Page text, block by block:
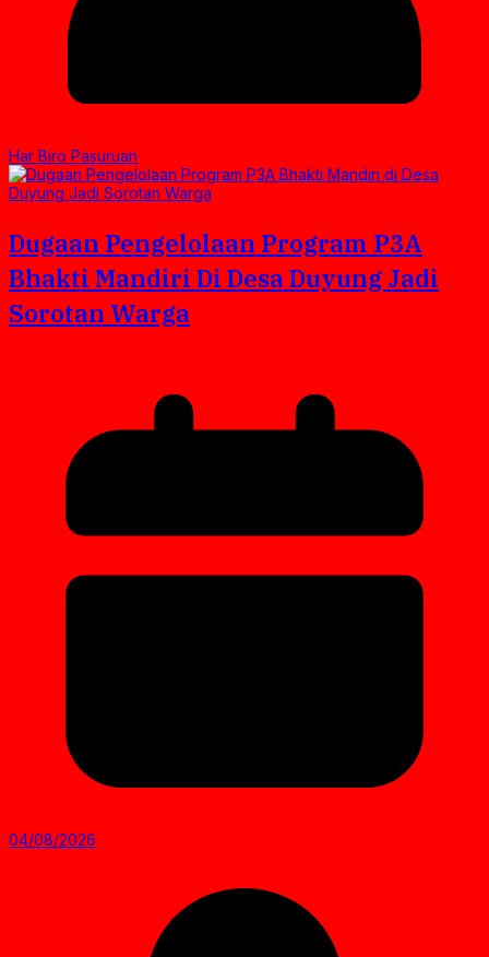
Har Biro Pasuruan
Dugaan Pengelolaan Program P3A
Bhakti Mandiri Di Desa Duyung Jadi
Sorotan Warga
04/08/2026